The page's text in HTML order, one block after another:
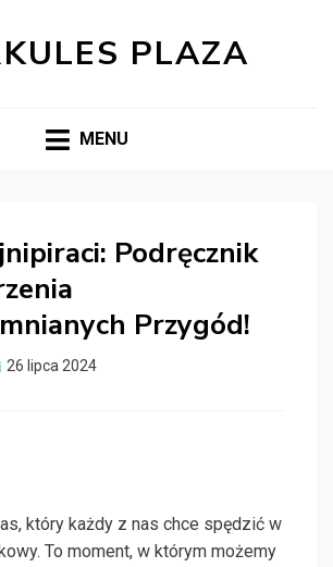
PLAZA
MENU
Podręcznik
Przygód!
26 lipca 2024
który każdy z nas chce spędzić w
To moment, w którym możemy